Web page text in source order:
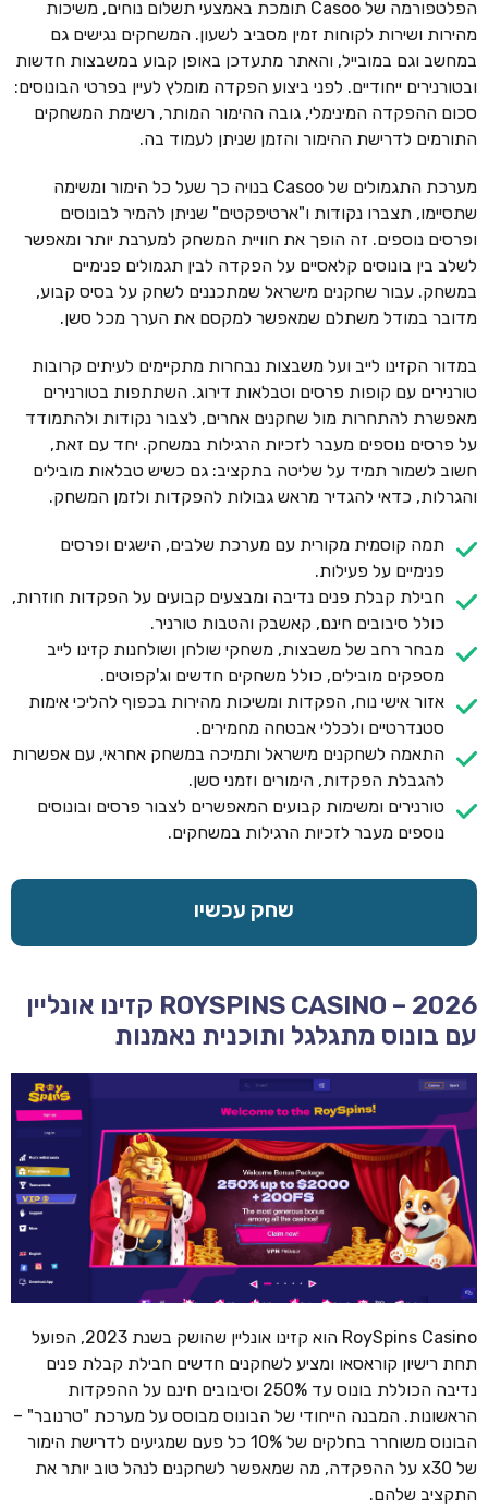
הפלטפורמה של Casoo תומכת באמצעי תשלום נוחים, משיכות
מהירות ושירות לקוחות זמין מסביב לשעון. המשחקים נגישים גם
במחשב וגם במובייל, והאתר מתעדכן באופן קבוע במשבצות חדשות
ובטורנירים ייחודיים. לפני ביצוע הפקדה מומלץ לעיין בפרטי הבונוסים:
סכום ההפקדה המינימלי, גובה ההימור המותר, רשימת המשחקים
התורמים לדרישת ההימור והזמן שניתן לעמוד בה.
מערכת התגמולים של Casoo בנויה כך שעל כל הימור ומשימה
שתסיימו, תצברו נקודות ו"ארטיפקטים" שניתן להמיר לבונוסים
ופרסים נוספים. זה הופך את חוויית המשחק למערבת יותר ומאפשר
לשלב בין בונוסים קלאסיים על הפקדה לבין תגמולים פנימיים
במשחק. עבור שחקנים מישראל שמתכננים לשחק על בסיס קבוע,
מדובר במודל משתלם שמאפשר למקסם את הערך מכל סשן.
במדור הקזינו לייב ועל משבצות נבחרות מתקיימים לעיתים קרובות
טורנירים עם קופות פרסים וטבלאות דירוג. השתתפות בטורנירים
מאפשרת להתחרות מול שחקנים אחרים, לצבור נקודות ולהתמודד
על פרסים נוספים מעבר לזכיות הרגילות במשחק. יחד עם זאת,
חשוב לשמור תמיד על שליטה בתקציב: גם כשיש טבלאות מובילים
והגרלות, כדאי להגדיר מראש גבולות להפקדות ולזמן המשחק.
תמה קוסמית מקורית עם מערכת שלבים, הישגים ופרסים
פנימיים על פעילות.
חבילת קבלת פנים נדיבה ומבצעים קבועים על הפקדות חוזרות,
כולל סיבובים חינם, קאשבק והטבות טורניר.
מבחר רחב של משבצות, משחקי שולחן ושולחנות קזינו לייב
מספקים מובילים, כולל משחקים חדשים וג'קפוטים.
אזור אישי נוח, הפקדות ומשיכות מהירות בכפוף להליכי אימות
סטנדרטיים ולכללי אבטחה מחמירים.
התאמה לשחקנים מישראל ותמיכה במשחק אחראי, עם אפשרות
להגבלת הפקדות, הימורים וזמני סשן.
טורנירים ומשימות קבועים המאפשרים לצבור פרסים ובונוסים
נוספים מעבר לזכיות הרגילות במשחקים.
שחק עכשיו
ROYSPINS CASINO – 2026 קזינו אונליין
עם בונוס מתגלגל ותוכנית נאמנות
RoySpins Casino הוא קזינו אונליין שהושק בשנת 2023, הפועל
תחת רישיון קוראסאו ומציע לשחקנים חדשים חבילת קבלת פנים
נדיבה הכוללת בונוס עד 250% וסיבובים חינם על ההפקדות
הראשונות. המבנה הייחודי של הבונוס מבוסס על מערכת "טרנובר" –
הבונוס משוחרר בחלקים של 10% כל פעם שמגיעים לדרישת הימור
של x30 על ההפקדה, מה שמאפשר לשחקנים לנהל טוב יותר את
התקציב שלהם.